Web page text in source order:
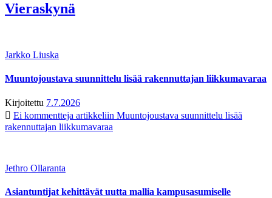
Vieraskynä
Jarkko Liuska
Muuntojoustava suunnittelu lisää rakennuttajan liikkumavaraa
Kirjoitettu 7.7.2026
Ei kommentteja artikkeliin Muuntojoustava suunnittelu lisää
rakennuttajan liikkumavaraa
Jethro Ollaranta
Asiantuntijat kehittävät uutta mallia kampusasumiselle